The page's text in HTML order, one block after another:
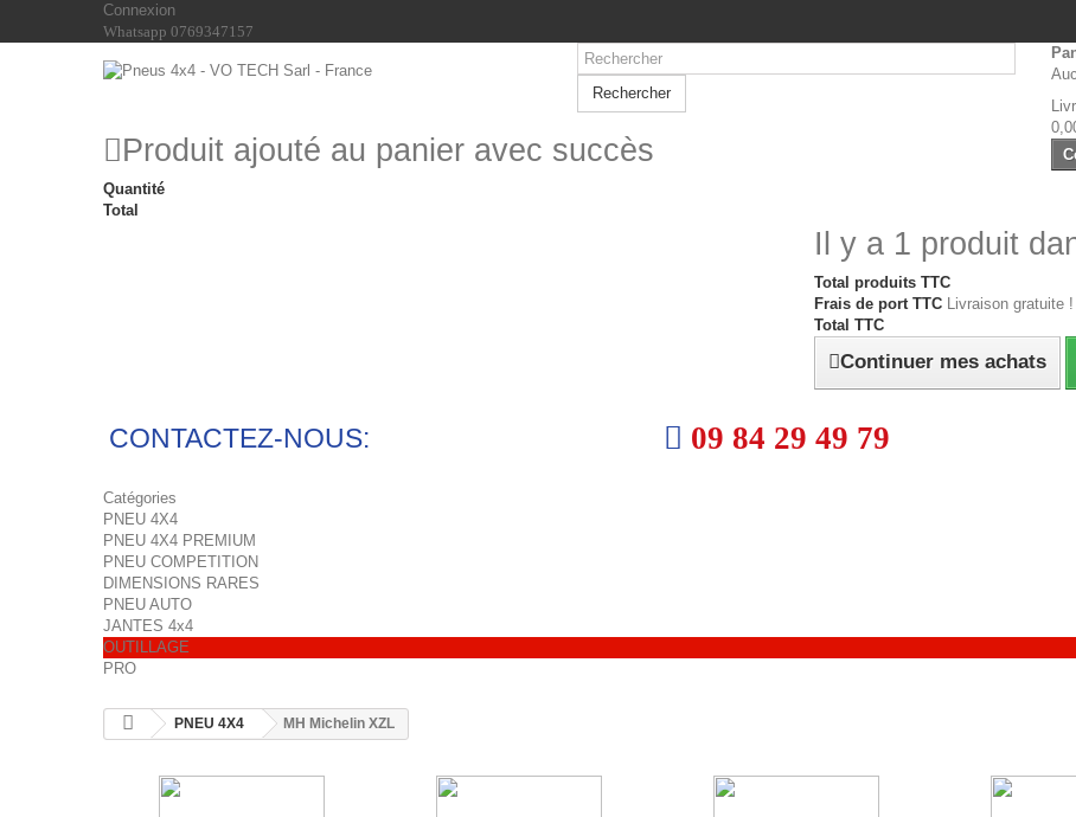
Connexion
Whatsapp 0769347157
Rechercher
Produit ajouté au panier avec succès
Quantité
Total
Il y a 1 produit
Total produits TTC
Frais de port TTC Livraison gratuite !
Total TTC
Continuer mes achats
CONTACTEZ-NOUS: 09 84 29 49 79
Catégories
PNEU 4X4
PNEU 4X4 PREMIUM
PNEU COMPETITION
DIMENSIONS RARES
PNEU AUTO
JANTES 4x4
OUTILLAGE
PRO
PNEU 4X4 MH Michelin XZL